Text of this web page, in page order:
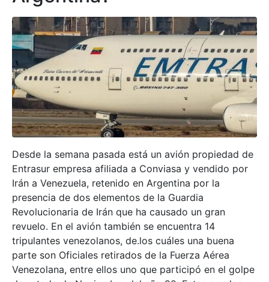
Desde la semana pasada está un avión propiedad de
Entrasur empresa afiliada a Conviasa y vendido por
Irán a Venezuela, retenido en Argentina por la
presencia de dos elementos de la Guardia
Revolucionaria de Irán que ha causado un gran
revuelo. En el avión también se encuentra 14
tripulantes venezolanos, de.los cuáles una buena
parte son Oficiales retirados de la Fuerza Aérea
Venezolana, entre ellos uno que participó en el golpe